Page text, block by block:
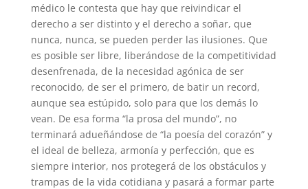
médico le contesta que hay que reivindicar el
derecho a ser distinto y el derecho a soñar, que
nunca, nunca, se pueden perder las ilusiones. Que
es posible ser libre, liberándose de la competitividad
desenfrenada, de la necesidad agónica de ser
reconocido, de ser el primero, de batir un record,
aunque sea estúpido, solo para que los demás lo
vean. De esa forma “la prosa del mundo”, no
terminará adueñándose de “la poesía del corazón” y
el ideal de belleza, armonía y perfección, que es
siempre interior, nos protegerá de los obstáculos y
trampas de la vida cotidiana y pasará a formar parte